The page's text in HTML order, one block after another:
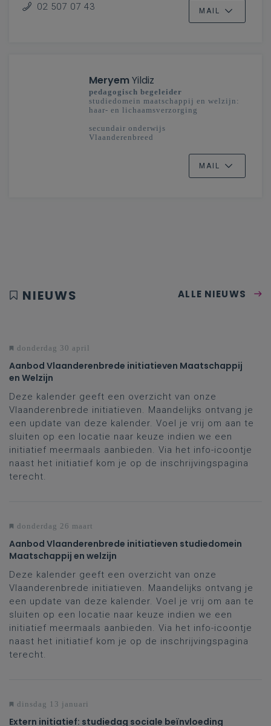
02 507 07 43 MAIL
MeryemYildiz
pedagogisch begeleider
studiedomein maatschappij en welzijn:
haar- en lichaamsverzorging
secundair onderwijs
Vlaanderenbreed
MAIL
NIEUWS ALLE NIEUWS
donderdag 30 april
Aanbod Vlaanderenbrede initiatieven Maatschappij
en Welzijn
Deze kalender geeft een overzicht van onze
Vlaanderenbrede initiatieven. Maandelijks ontvang je
een update van deze kalender. Voel je vrij om aan te
sluiten op een locatie naar keuze indien we een
initiatief meermaals aanbieden. Via het info-icoontje
naast het initiatief kom je op de inschrijvingspagina
terecht.
donderdag 26 maart
Aanbod Vlaanderenbrede initiatieven studiedomein
Maatschappij en welzijn
Deze kalender geeft een overzicht van onze
Vlaanderenbrede initiatieven. Maandelijks ontvang je
een update van deze kalender. Voel je vrij om aan te
sluiten op een locatie naar keuze indien we een
initiatief meermaals aanbieden. Via het info-icoontje
naast het initiatief kom je op de inschrijvingspagina
terecht.
dinsdag 13 januari
Extern initiatief: studiedag sociale beïnvloeding